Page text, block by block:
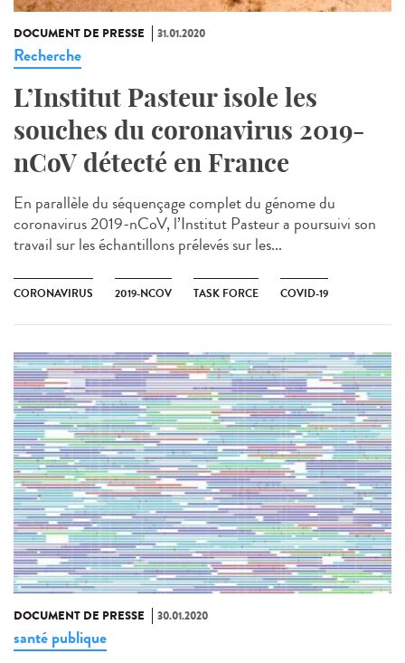
DOCUMENT DE PRESSE 31.01.2020
Recherche
L’Institut Pasteur isole les
souches du coronavirus 2019-
nCoV détecté en France
En parallèle du séquençage complet du génome du
coronavirus 2019-nCoV, l’Institut Pasteur a poursuivi son
travail sur les échantillons prélevés sur les...
CORONAVIRUS 2019-NCOV TASK FORCE COVID-19
DOCUMENT DE PRESSE 30.01.2020
santé publique